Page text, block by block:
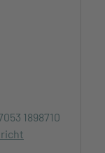
1898710